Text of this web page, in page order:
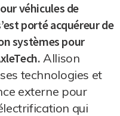
véhicules de
porté acquéreur de
systèmes pour
Allison
technologies et
externe pour
qui